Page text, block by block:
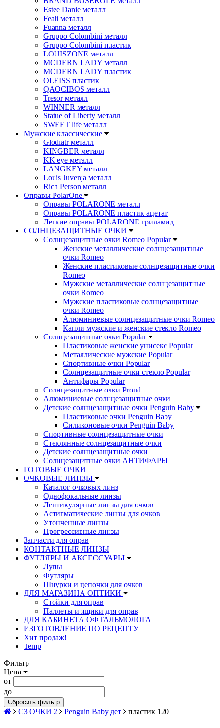
Estee Danie металл
Feali металл
Fuanna металл
Gruppo Colombini металл
Gruppo Colombini пластик
LOUISZONE металл
MODERN LADY металл
MODERN LADY пластик
OLEISS пластик
QAOCIBOS металл
Tresor металл
WINNER металл
Statue of Liberty металл
SWEET life металл
Мужские классические
Glodiatr металл
KINGBER металл
KK eye металл
LANGKEY металл
Louis Juvenja металл
Rich Person металл
Оправы PolarOne
Оправы POLARONE металл
Оправы POLARONE пластик ацетат
Легкие оправы POLARONE гриламид
СОЛНЦЕЗАЩИТНЫЕ ОЧКИ
Солнцезащитные очки Romeo Popular
Женские металлические солнцезащитные
очки Romeo
Женские пластиковые солнцезащитные очки
Romeo
Мужские металлические солнцезащитные
очки Romeo
Мужские пластиковые солнцезащитные
очки Romeo
Алюминиевые солнцезащитные очки Romeo
Капли мужские и женские стекло Romeo
Солнцезащитные очки Popular
Пластиковые женские унисекс Popular
Металлические мужские Popular
Спортивные очки Popular
Солнцезащитные очки стекло Popular
Aнтифары Popular
Солнцезащитные очки Proud
Алюминиевые солнцезащитные очки
Детские солнцезащитные очки Penguin Baby
Пластиковые очки Penguin Baby
Силиконовые очки Penguin Baby
Спортивные солнцезащитные очки
Стеклянные солнцезащитные очки
Детские солнцезащитные очки
Солнцезащитные очки АНТИФАРЫ
ГОТОВЫЕ ОЧКИ
ОЧКОВЫЕ ЛИНЗЫ
Каталог очковых линз
Однофокальные линзы
Лентикулярные линзы для очков
Астигматические линзы для очков
Утонченные линзы
Прогрессивные линзы
Запчасти для оправ
КОНТАКТНЫЕ ЛИНЗЫ
ФУТЛЯРЫ И АКСЕССУАРЫ
Лупы
Футляры
Шнурки и цепочки для очков
ДЛЯ МАГАЗИНА ОПТИКИ
Стойки для оправ
Паллеты и ящики для оправ
ДЛЯ КАБИНЕТА ОФТАЛЬМОЛОГА
ИЗГОТОВЛЕНИЕ ПО РЕЦЕПТУ
Хит продаж!
Temp
Фильтр
Цена
от
до
Сбросить фильтр
СЗ ОЧКИ 2 Penguin Baby дет пластик 120